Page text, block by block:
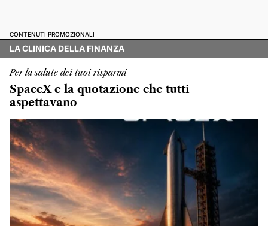
CONTENUTI PROMOZIONALI
LA CLINICA DELLA FINANZA
Per la salute dei tuoi risparmi
SpaceX e la quotazione che tutti
aspettavano